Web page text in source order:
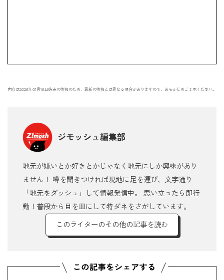
内容は2026年01月16日時点の情報のため、最新の情報とは異なる場合がありますので、あらかじめご了承ください。
ジモッシュ編集部
地元が嫌いとか好きとかじゃなく地元にしか興味があり
ません！ 噂を聞きつければ現地に足を運び、文字通り
「地元をダッシュ」して情報発信中。 思い立ったら即行
動！普段から目を皿にして特ダネをさがしています。
このライターのその他の記事を読む